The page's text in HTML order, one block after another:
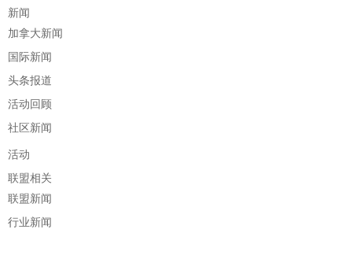
新闻
加拿大新闻
国际新闻
头条报道
活动回顾
社区新闻
活动
联盟相关
联盟新闻
行业新闻